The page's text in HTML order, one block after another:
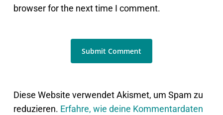
browser for the next time I comment.
Diese Website verwendet Akismet, um Spam zu
reduzieren. Erfahre, wie deine Kommentardaten